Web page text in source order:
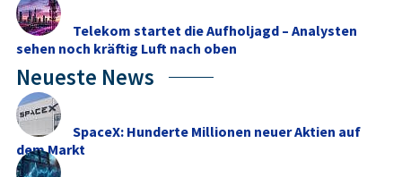
Telekom startet die Aufholjagd – Analysten
sehen noch kräftig Luft nach oben
Neueste News
SpaceX: Hunderte Millionen neuer Aktien auf
dem Markt